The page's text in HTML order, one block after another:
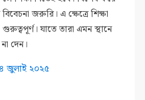
জরুরি। এ ক্ষেত্রে শিক্ষা
যাতে তারা এমন স্থানে
দেন।
জুলাই ২০২৫